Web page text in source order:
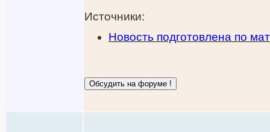
Источники:
Новость подготовлена по